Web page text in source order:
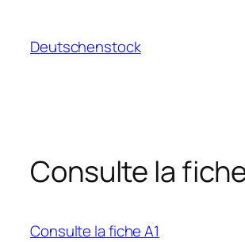
contenu
Deutschenstock
Consulte la
Consulte la fiche A1